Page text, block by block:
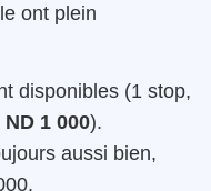
ont plein
disponibles (1 stop,
ND 1 000).
aussi bien,